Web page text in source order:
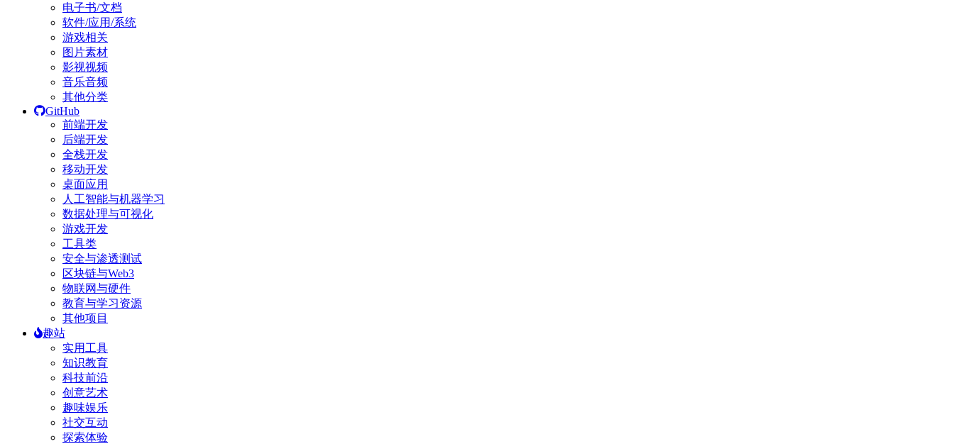
电子书/文档
软件/应用/系统
游戏相关
图片素材
影视视频
音乐音频
其他分类
GitHub
前端开发
后端开发
全栈开发
移动开发
桌面应用
人工智能与机器学习
数据处理与可视化
游戏开发
工具类
安全与渗透测试
区块链与Web3
物联网与硬件
教育与学习资源
其他项目
趣站
实用工具
知识教育
科技前沿
创意艺术
趣味娱乐
社交互动
探索体验